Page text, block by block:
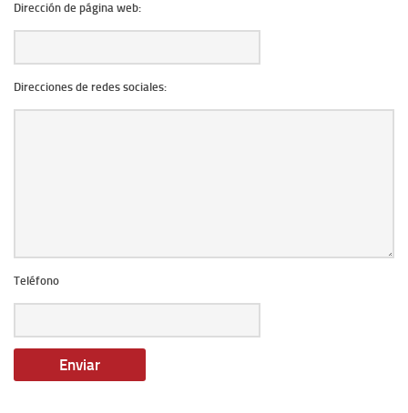
Dirección de página web:
Direcciones de redes sociales:
Teléfono